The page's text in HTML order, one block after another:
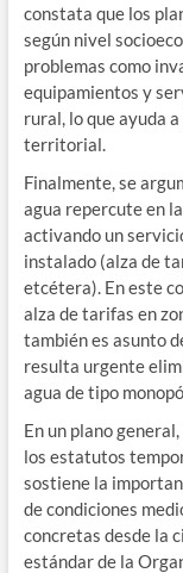
constata que los
según nivel
problemas como
equipamientos y
rural, lo que ayuda
territorial.
Finalmente, se
agua repercute en
activando un
instalado (alza de
etcétera). En este
alza de tarifas en
también es asunto
resulta urgente
agua de tipo
En un plano
los estatutos
sostiene la
de condiciones
concretas desde la
estándar de la